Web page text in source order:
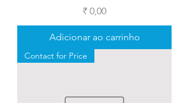
Preço
₹ 0,00
Adicionar ao carrinho
Contact for Price